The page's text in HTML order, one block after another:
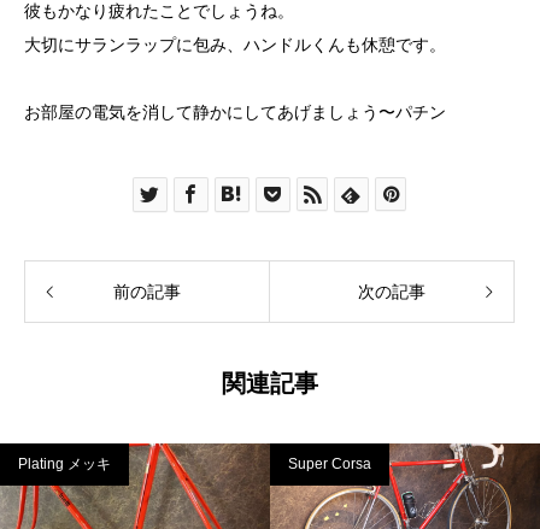
彼もかなり疲れたことでしょうね。
大切にサランラップに包み、ハンドルくんも休憩です。
お部屋の電気を消して静かにしてあげましょう〜パチン
前の記事 次の記事
関連記事
Plating メッキ Super Corsa